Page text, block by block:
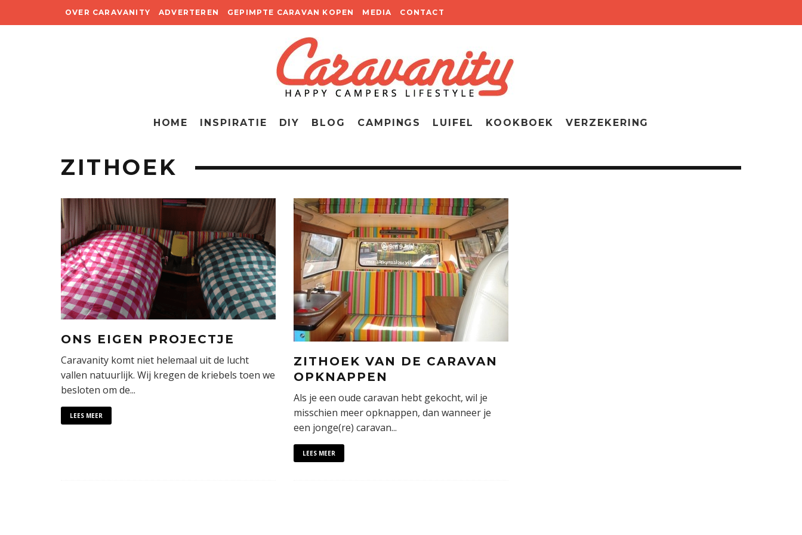
OVER CARAVANITY ADVERTEREN GEPIMPTE CARAVAN KOPEN MEDIA CONTACT
HOME INSPIRATIE DIY BLOG CAMPINGS LUIFEL KOOKBOEK VERZEKERING
ZITHOEK
ONS EIGEN PROJECTJE
Caravanity komt niet helemaal uit de lucht
vallen natuurlijk. Wij kregen de kriebels toen we
besloten om de...
LEES MEER
ZITHOEK VAN DE CARAVAN
OPKNAPPEN
Als je een oude caravan hebt gekocht, wil je
misschien meer opknappen, dan wanneer je
een jonge(re) caravan...
LEES MEER